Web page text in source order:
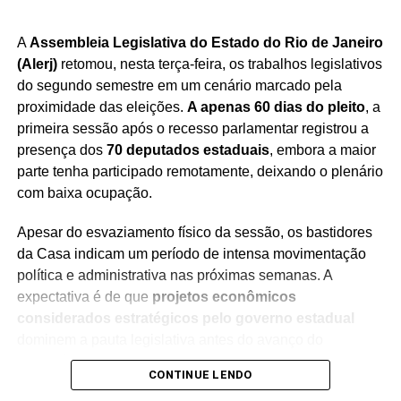
apresentado crescimento consistente no país,
impulsionado por consumidores interessados em hábitos
de vida mais saudáveis.
Com a expansão da produção,
a Danone busca atender à demanda crescente e
consolidar sua liderança em uma categoria que
ganha cada vez mais espaço nas gôndolas e na
preferência dos brasileiros.
Redação Saiba+
AAssembleia Legislativa do Estado do Rio de Janeiro
(Alerj)retomou, nesta terça-feira, os trabalhos legislativos
do segundo semestre em um cenário marcado pela
proximidade das eleições. A apenas 60 dias do pleito, a
primeira sessão após o recesso parlamentar registrou a
presença dos 70 deputados estaduais, embora a maior
parte tenha participado remotamente, deixando o plenário
com baixa ocupação.
Apesar do esvaziamento físico da sessão, os bastidores
da Casa indicam um período de intensa movimentação
política e administrativa nas próximas semanas. A
expectativa é de que projetos econômicos
considerados estratégicos pelo governo estadual
calendário eleitoral.
CONTINUE LENDO